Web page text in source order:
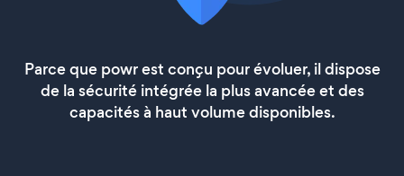
Parce que powr est conçu pour évoluer, il dispose
de la sécurité intégrée la plus avancée et des
capacités à haut volume disponibles.